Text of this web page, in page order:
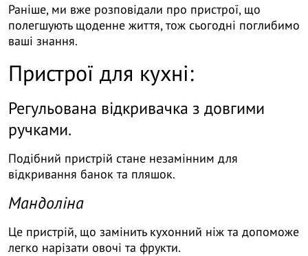
Раніше, ми вже розповідали про пристрої, що
полегшують щоденне життя, тож сьогодні поглибимо
ваші знання.
Пристрої для кухні:
Регульована відкривачка з довгими
ручками.
Подібний пристрій стане незамінним для
відкривання банок та пляшок.
Мандоліна
Це пристрій, що замінить кухонний ніж та допоможе
легко нарізати овочі та фрукти.